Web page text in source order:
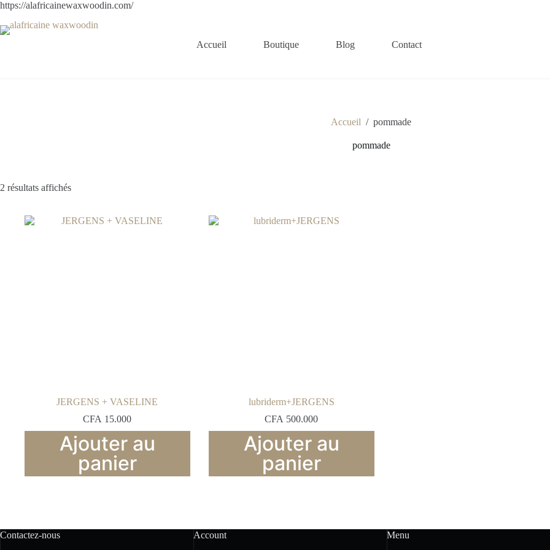
https://alafricainewaxwoodin.com/
Accueil Boutique Blog Contact
Accueil / pommade
pommade
2 résultats affichés
JERGENS + VASELINE
CFA 15.000
Ajouter au
panier
lubriderm+JERGENS
CFA 500.000
Ajouter au
panier
Contactez-nous Account Menu